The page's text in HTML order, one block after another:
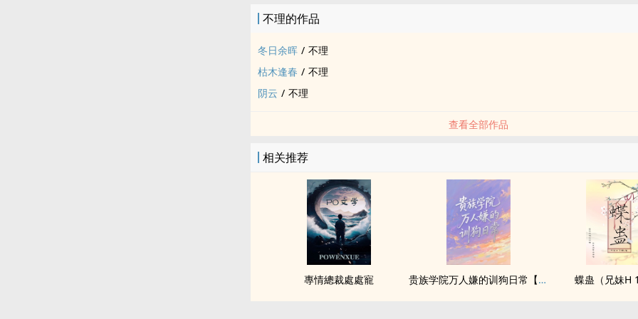
不理的作品
冬日余晖 / 不理
枯木逢春 / 不理
阴云 / 不理
查看全部作品
相关推荐
專情總裁處處寵 贵族学院万人嫌的训狗日常【NP】 蝶蛊（兄妹H